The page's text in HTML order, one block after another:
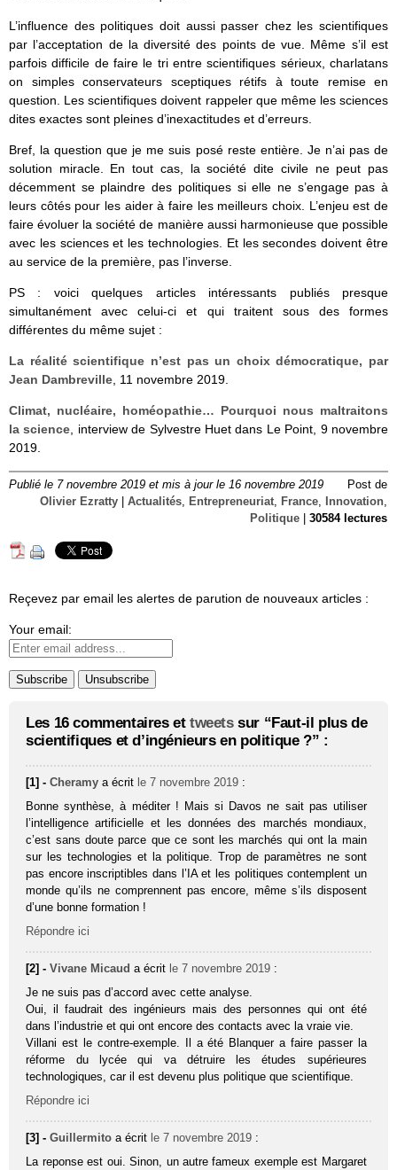
L’influence des politiques doit aussi passer chez les scientifiques
par l’acceptation de la diversité des points de vue. Même s’il est
parfois difficile de faire le tri entre scientifiques sérieux, charlatans
on simples conservateurs sceptiques rétifs à toute remise en
question. Les scientifiques doivent rappeler que même les sciences
dites exactes sont pleines d’inexactitudes et d’erreurs.
Bref, la question que je me suis posé reste entière. Je n’ai pas de
solution miracle. En tout cas, la société dite civile ne peut pas
décemment se plaindre des politiques si elle ne s’engage pas à
leurs côtés pour les aider à faire les meilleurs choix. L’enjeu est de
faire évoluer la société de manière aussi harmonieuse que possible
avec les sciences et les technologies. Et les secondes doivent être
au service de la première, pas l’inverse.
PS : voici quelques articles intéressants publiés presque
simultanément avec celui-ci et qui traitent sous des formes
différentes du même sujet :
La réalité scientifique n’est pas un choix démocratique, par
Jean Dambreville , 11 novembre 2019.
Climat, nucléaire, homéopathie… Pourquoi nous maltraitons
la science , interview de Sylvestre Huet dans Le Point, 9 novembre
2019.
Publié le 7 novembre 2019 et mis à jour le 16 novembre 2019
Post de
Olivier Ezratty
Actualités, Entrepreneuriat, France, Innovation,
Politique
30584 lectures
Reçevez par email les alertes de parution de nouveaux articles :
Your email:
Les 16 commentaires et tweetssur “Faut-il plus de
scientifiques et d’ingénieurs en politique ?” :
[1] -Cheramy a écrit le 7 novembre 2019 :
Bonne synthèse, à méditer ! Mais si Davos ne sait pas utiliser
l’intelligence artificielle et les données des marchés mondiaux,
c’est sans doute parce que ce sont les marchés qui ont la main
sur les technologies et la politique. Trop de paramètres ne sont
pas encore inscriptibles dans l’IA et les politiques contemplent un
monde qu’ils ne comprennent pas encore, même s’ils disposent
d’une bonne formation !
Répondre ici
[2] -Vivane Micaud a écrit le 7 novembre 2019 :
Je ne suis pas d’accord avec cette analyse.
Oui, il faudrait des ingénieurs mais des personnes qui ont été
dans l’industrie et qui ont encore des contacts avec la vraie vie.
Villani est le contre-exemple. Il a été Blanquer a faire passer la
réforme du lycée qui va détruire les études supérieures
technologiques, car il est devenu plus politique que scientifique.
Répondre ici
[3] -Guillermito a écrit le 7 novembre 2019 :
La reponse est oui. Sinon, un autre fameux exemple est Margaret